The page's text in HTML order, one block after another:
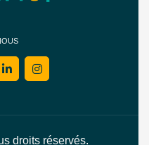
droits réservés.